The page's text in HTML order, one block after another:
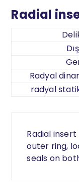
Radial
Radyal
radyal
Radial
outer ring,
seals on